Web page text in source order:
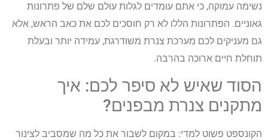
נשימה עמוקה, כי אתם עומדים לגלות עולם שלם של פתרונות
גאוניים. הפתרונות הללו לא רק חוסכים לכם את כאב הראש, אלא
גם מעניקים לכם מערכת צנרת משודרגת, עמידה יותר ובעלת
תוחלת חיים ארוכה בהרבה.
הסוד שאיש לא סיפר לכם: איך
מתקנים צנרת מבפנים?
הקונספט פשוט למדי: במקום לשבור את כל מה שמסביב לצינור